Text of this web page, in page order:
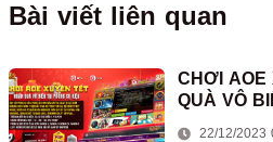
Bài viết liên quan
CHƠI AOE
QUÀ VÔ
22/12/2023